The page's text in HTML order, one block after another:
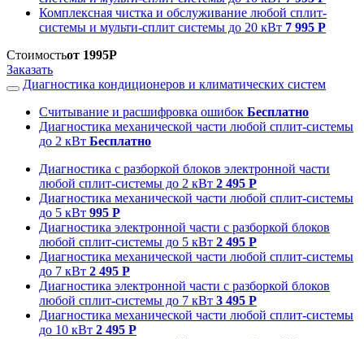
Комплексная чистка и обслуживание любой сплит-
системы и мульти-сплит системы до 20 кВт 7 995 Р
Стоимостьот 1995Р
Заказать
Диагностика кондиционеров и климатических систем
Считывание и расшифровка ошибок Бесплатно
Диагностика механической части любой сплит-системы
до 2 кВт Бесплатно
Диагностика с разборкой блоков электронной части
любой сплит-системы до 2 кВт 2 495 Р
Диагностика механической части любой сплит-системы
до 5 кВт 995 Р
Диагностика электронной части с разборкой блоков
любой сплит-системы до 5 кВт 2 495 Р
Диагностика механической части любой сплит-системы
до 7 кВт 2 495 Р
Диагностика электронной части с разборкой блоков
любой сплит-системы до 7 кВт 3 495 Р
Диагностика механической части любой сплит-системы
до 10 кВт 2 495 Р